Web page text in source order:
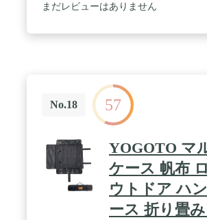
まだレビューはありません
No.18 57
YOGOTO マ
ケース 帆布
ウトドア ハ
ース 折り畳